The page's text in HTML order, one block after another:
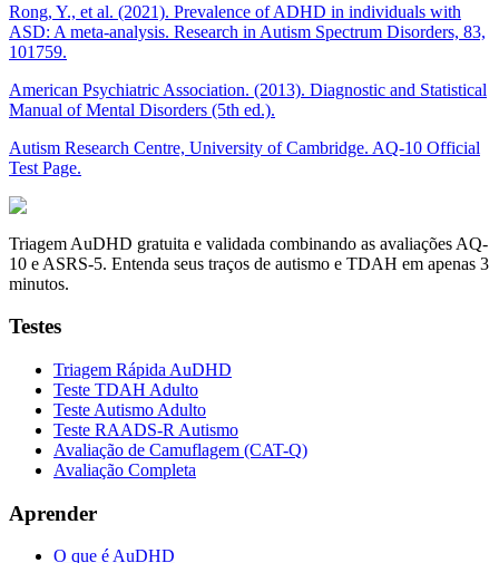
Rong, Y., et al. (2021). Prevalence of ADHD in individuals with
ASD: A meta-analysis. Research in Autism Spectrum Disorders, 83,
101759.
American Psychiatric Association. (2013). Diagnostic and Statistical
Manual of Mental Disorders (5th ed.).
Autism Research Centre, University of Cambridge. AQ-10 Official
Test Page.
Triagem AuDHD gratuita e validada combinando as avaliações AQ-
10 e ASRS-5. Entenda seus traços de autismo e TDAH em apenas 3
minutos.
Testes
Triagem Rápida AuDHD
Teste TDAH Adulto
Teste Autismo Adulto
Teste RAADS-R Autismo
Avaliação de Camuflagem (CAT-Q)
Avaliação Completa
Aprender
O que é AuDHD